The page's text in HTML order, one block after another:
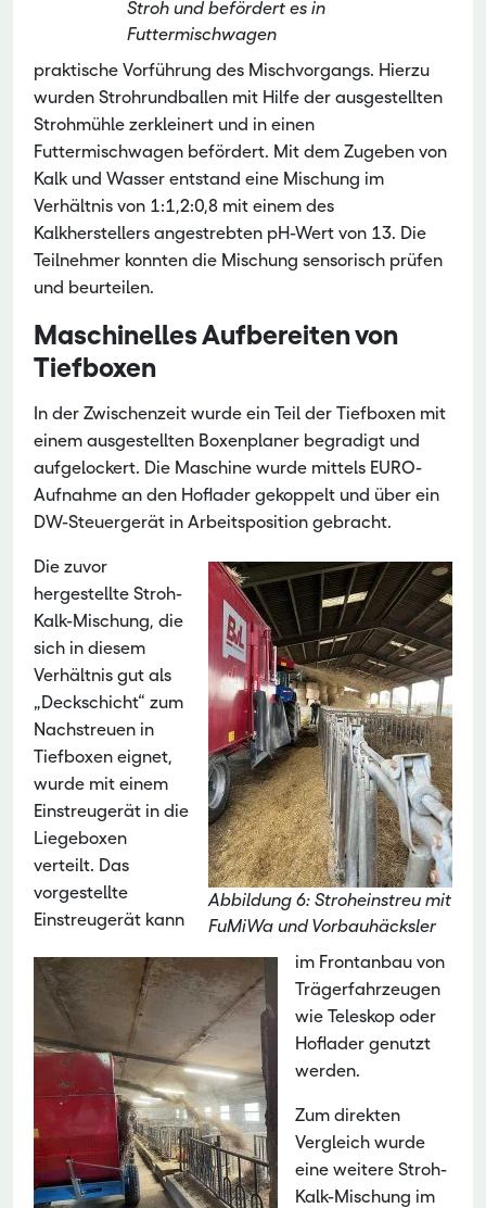
Stroh und befördert es in
Futtermischwagen
praktische Vorführung des Mischvorgangs. Hierzu
wurden Strohrundballen mit Hilfe der ausgestellten
Strohmühle zerkleinert und in einen
Futtermischwagen befördert. Mit dem Zugeben von
Kalk und Wasser entstand eine Mischung im
Verhältnis von 1:1,2:0,8 mit einem des
Kalkherstellers angestrebten pH-Wert von 13. Die
Teilnehmer konnten die Mischung sensorisch prüfen
und beurteilen.
Maschinelles Aufbereiten von
Tiefboxen
In der Zwischenzeit wurde ein Teil der Tiefboxen mit
einem ausgestellten Boxenplaner begradigt und
aufgelockert. Die Maschine wurde mittels EURO-
Aufnahme an den Hoflader gekoppelt und über ein
DW-Steuergerät in Arbeitsposition gebracht.
Abbildung 6: Stroheinstreu mit
FuMiWa und Vorbauhäcksler
Die zuvor
hergestellte Stroh-
Kalk-Mischung, die
sich in diesem
Verhältnis gut als
„Deckschicht“ zum
Nachstreuen in
Tiefboxen eignet,
wurde mit einem
Einstreugerät in die
Liegeboxen
verteilt. Das
vorgestellte
Einstreugerät kann
im Frontanbau von
Trägerfahrzeugen
wie Teleskop oder
Hoflader genutzt
werden.
Zum direkten
Vergleich wurde
eine weitere Stroh-
Kalk-Mischung im